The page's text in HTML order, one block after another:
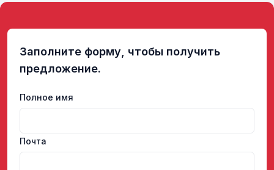
Заполните форму, чтобы получить
предложение.
Полное имя
Почта